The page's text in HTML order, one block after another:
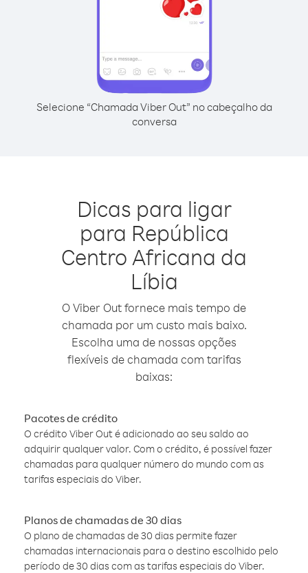
Selecione “Chamada Viber Out” no cabeçalho da
conversa
Dicas para ligar
para República
Centro Africana da
Líbia
O Viber Out fornece mais tempo de
chamada por um custo mais baixo.
Escolha uma de nossas opções
flexíveis de chamada com tarifas
baixas:
Pacotes de crédito
O crédito Viber Out é adicionado ao seu saldo ao
adquirir qualquer valor. Com o crédito, é possível fazer
chamadas para qualquer número do mundo com as
tarifas especiais do Viber.
Planos de chamadas de 30 dias
O plano de chamadas de 30 dias permite fazer
chamadas internacionais para o destino escolhido pelo
período de 30 dias com as tarifas especiais do Viber.